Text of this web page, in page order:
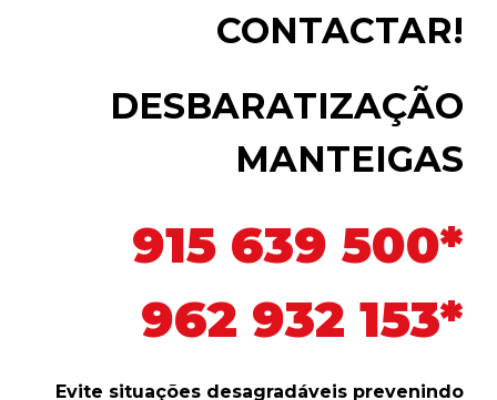
CONTACTAR!
DESBARATIZAÇÃO
MANTEIGAS
915 639 500*
962 932 153*
Evite situações desagradáveis prevenindo